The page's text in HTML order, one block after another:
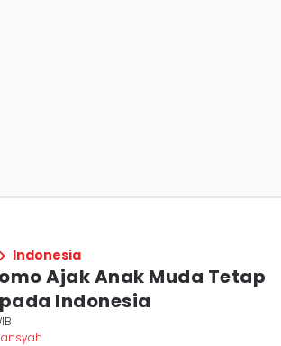
Indonesia
Ajak Anak Muda Tetap
Indonesia